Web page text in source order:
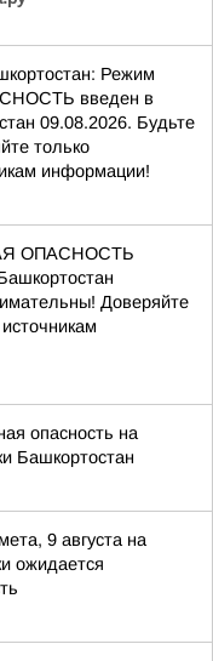
Режим
введен в
09.08.2026. Будьте
только
информации!
ОПАСНОСТЬ
Доверяйте
опасность на
Башкортостан
9 августа на
ожидается